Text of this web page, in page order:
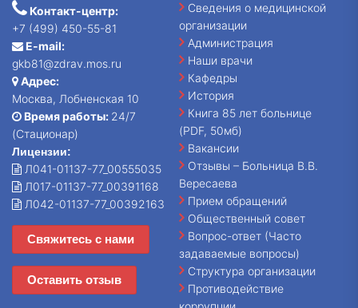
Контакт-центр:
+7 (499) 450-55-81
E-mail:
gkb81@zdrav.mos.ru
Адрес:
Москва, Лобненская 10
Время работы: 24/7
(Стационар)
Лицензии:
Л041-01137-77_00555035
Л017-01137-77_00391168
Л042-01137-77_00392163
Свяжитесь с нами
Оставить отзыв
Сведения о медицинской
организации
Администрация
Наши врачи
Кафедры
История
Книга 85 лет больнице
(PDF, 50мб)
Вакансии
Отзывы – Больница В.В.
Вересаева
Прием обращений
Общественный совет
Вопрос-ответ (Часто
задаваемые вопросы)
Структура организации
Противодействие